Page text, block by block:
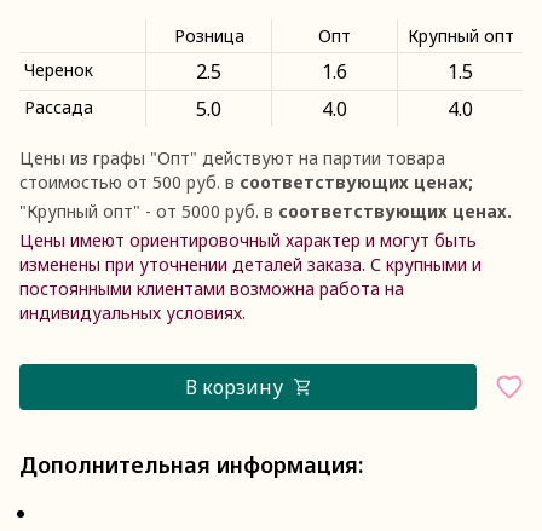
Розница Опт
Крупный опт
Черенок
2.5 1.6 1.5
Рассада 5.0 4.0 4.0
Цены из графы "Опт" действуют на партии товара
стоимостью от 500 руб. в соответствующих ценах;
"Крупный опт" - от 5000 руб. в соответствующих ценах.
Цены имеют ориентировочный характер и могут быть
изменены при уточнении деталей заказа. С крупными и
постоянными клиентами возможна работа на
индивидуальных условиях.
В корзину
Дополнительная информация: